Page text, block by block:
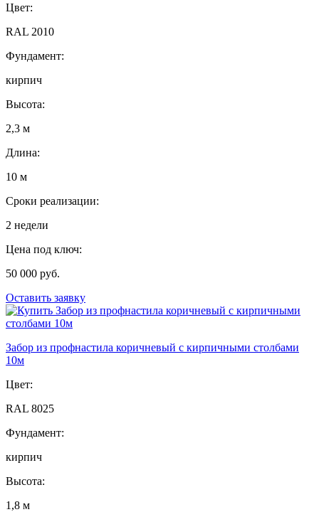
Цвет:
RAL 2010
Фундамент:
кирпич
Высота:
2,3 м
Длина:
10 м
Сроки реализации:
2 недели
Цена под ключ:
50 000 руб.
Оставить заявку
Забор из профнастила коричневый с кирпичными столбами
10м
Цвет:
RAL 8025
Фундамент:
кирпич
Высота:
1,8 м